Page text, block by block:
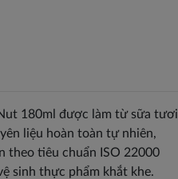
180ml được làm từ sữa tươi
liệu hoàn toàn tự nhiên,
theo tiêu chuẩn ISO 22000
sinh thực phẩm khắt khe.